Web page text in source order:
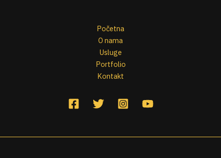
Početna
O nama
Usluge
Portfolio
Kontakt